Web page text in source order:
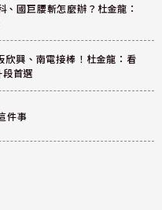
、國巨腰斬怎麼辦？杜金龍：
欣興、南電接棒！杜金龍：看
首選
件事